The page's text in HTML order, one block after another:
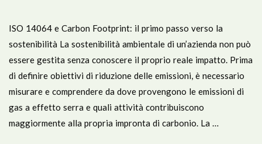
ISO 14064 e Carbon Footprint: il primo passo verso la
sostenibilità La sostenibilità ambientale di un’azienda non può
essere gestita senza conoscere il proprio reale impatto. Prima
di definire obiettivi di riduzione delle emissioni, è necessario
misurare e comprendere da dove provengono le emissioni di
gas a effetto serra e quali attività contribuiscono
maggiormente alla propria impronta di carbonio. La …